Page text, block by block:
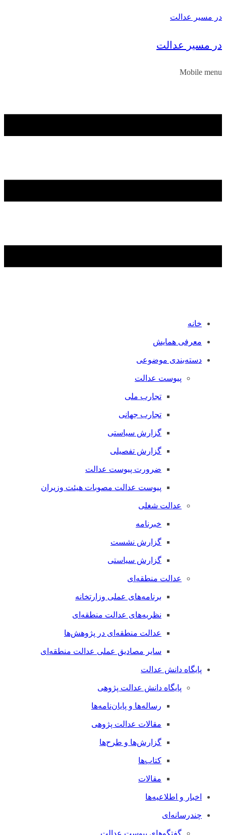
در مسیر عدالت
در مسیر عدالت
Mobile menu
خانه
معرفی همایش
دسته‌بندی موضوعی
پیوست عدالت
تجارب ملی
تجارب جهانی
گزارش سیاستی
گزارش تفصیلی
ضرورت پیوست عدالت
پیوست عدالت مصوبات هیئت وزیران
عدالت شغلی
خبرنامه
گزارش نشست
گزارش سیاستی
عدالت منطقه‌ای
برنامه‌های عملی وزارتخانه
نظریه‌های عدالت منطقه‌ای
عدالت منطقه‌ای در پژوهش‌ها
سایر مصادیق عملی عدالت منطقه‌ای
پایگاه دانش عدالت
پایگاه دانش عدالت پژوهی
رساله‌ها و پایان‌نامه‌ها
مقالات عدالت پژوهی
گزارش‌ها و طرح‌ها
کتاب‌ها
مقالات
اخبار و اطلاعیه‌ها
چندرسانه‌ای